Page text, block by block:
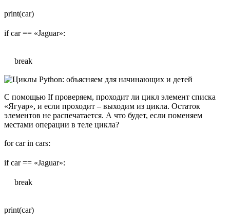
print(car)
if car == «Jaguar»:
break
С помощью If проверяем, проходит ли цикл элемент списка
«Ягуар», и если проходит – выходим из цикла. Остаток
элементов не распечатается. А что будет, если поменяем
местами операции в теле цикла?
for car in cars:
if car == «Jaguar»:
break
print(car)